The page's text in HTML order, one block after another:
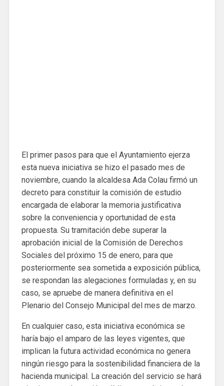
El primer pasos para que el Ayuntamiento ejerza
esta nueva iniciativa se hizo el pasado mes de
noviembre, cuando la alcaldesa Ada Colau firmó un
decreto para constituir la comisión de estudio
encargada de elaborar la memoria justificativa
sobre la conveniencia y oportunidad de esta
propuesta. Su tramitación debe superar la
aprobación inicial de la Comisión de Derechos
Sociales del próximo 15 de enero, para que
posteriormente sea sometida a exposición pública,
se respondan las alegaciones formuladas y, en su
caso, se apruebe de manera definitiva en el
Plenario del Consejo Municipal del mes de marzo.
En cualquier caso, esta iniciativa económica se
haría bajo el amparo de las leyes vigentes, que
implican la futura actividad económica no genera
ningún riesgo para la sostenibilidad financiera de la
hacienda municipal. La creación del servicio se hará